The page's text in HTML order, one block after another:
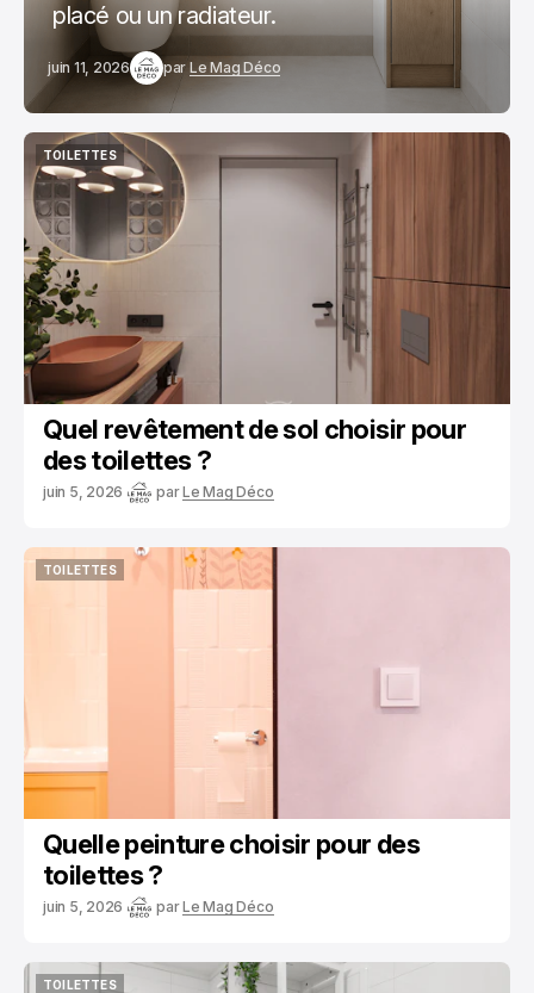
placé ou un radiateur.
juin 11, 2026 par Le Mag Déco
TOILETTES
TOILETTES
Quel revêtement de sol choisir pour
des toilettes ?
juin 5, 2026 parLe Mag Déco
TOILETTES
Quelle peinture choisir pour des
toilettes ?
juin 5, 2026 parLe Mag Déco
TOILETTES